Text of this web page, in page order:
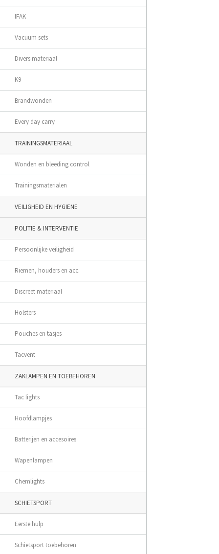
IFAK
Vacuum sets
Divers materiaal
K9
Brandwonden
Every day carry
TRAININGSMATERIAAL
Wonden en bleeding control
Trainingsmaterialen
VEILIGHEID EN HYGIENE
POLITIE & INTERVENTIE
Persoonlijke veiligheid
Riemen, houders en acc.
Discreet materiaal
Holsters
Pouches en tasjes
Tacvent
ZAKLAMPEN EN TOEBEHOREN
Tac lights
Hoofdlampjes
Batterijen en accesoires
Wapenlampen
Chemlights
SCHIETSPORT
Eerste hulp
Schietsport toebehoren